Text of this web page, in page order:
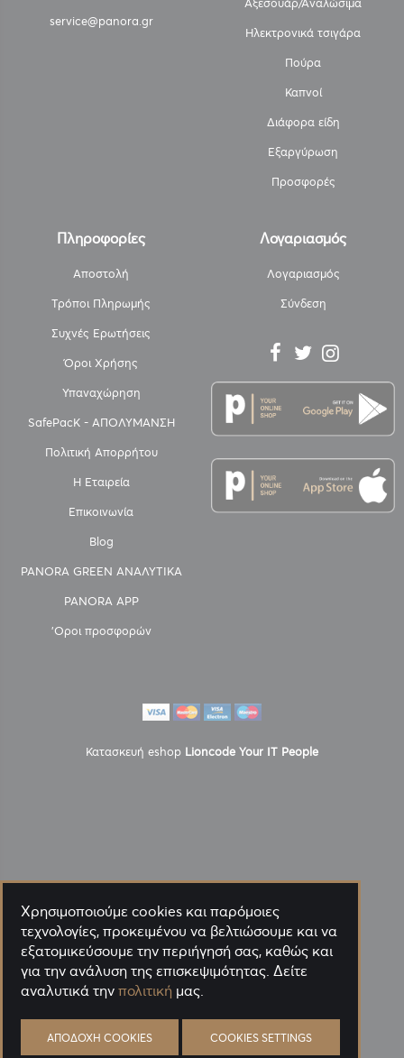
service@panora.gr
Αξεσουάρ/Αναλώσιμα
Ηλεκτρονικά τσιγάρα
Πούρα
Καπνοί
Διάφορα είδη
Εξαργύρωση
Προσφορές
Πληροφορίες
Αποστολή
Τρόποι Πληρωμής
Συχνές Ερωτήσεις
Όροι Χρήσης
Υπαναχώρηση
SafePacK - ΑΠΟΛΥΜΑΝΣΗ
Πολιτική Απορρήτου
Η Εταιρεία
Επικοινωνία
Blog
PANORA GREEN ΑΝΑΛΥΤΙΚΑ
PANORA APP
'Οροι προσφορών
Λογαριασμός
Λογαριασμός
Σύνδεση
Κατασκευή eshop Lioncode Your IT People
Χρησιμοποιούμε cookies και παρόμοιες
τεχνολογίες, προκειμένου να βελτιώσουμε και να
εξατομικεύσουμε την περιήγησή σας, καθώς και
για την ανάλυση της επισκεψιμότητας. Δείτε
αναλυτικά την πολιτική μας.
ΑΠΟΔΟΧΉ COOKIES COOKIES SETTINGS